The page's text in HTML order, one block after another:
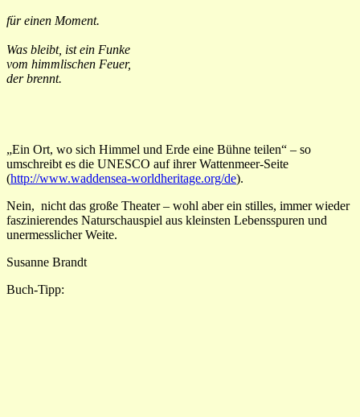
für einen Moment.
Was bleibt, ist ein Funke
vom himmlischen Feuer,
der brennt.
„Ein Ort, wo sich Himmel und Erde eine Bühne teilen“ – so
umschreibt es die UNESCO auf ihrer Wattenmeer-Seite
(http://www.waddensea-worldheritage.org/de).
Nein, nicht das große Theater – wohl aber ein stilles, immer wieder
faszinierendes Naturschauspiel aus kleinsten Lebensspuren und
unermesslicher Weite.
Susanne Brandt
Buch-Tipp: